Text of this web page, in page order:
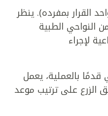
القرار بمفرده). ينظر
النواحي الطبية
لإجراء
بالعملية، يعمل
الزرع على ترتيب موعد